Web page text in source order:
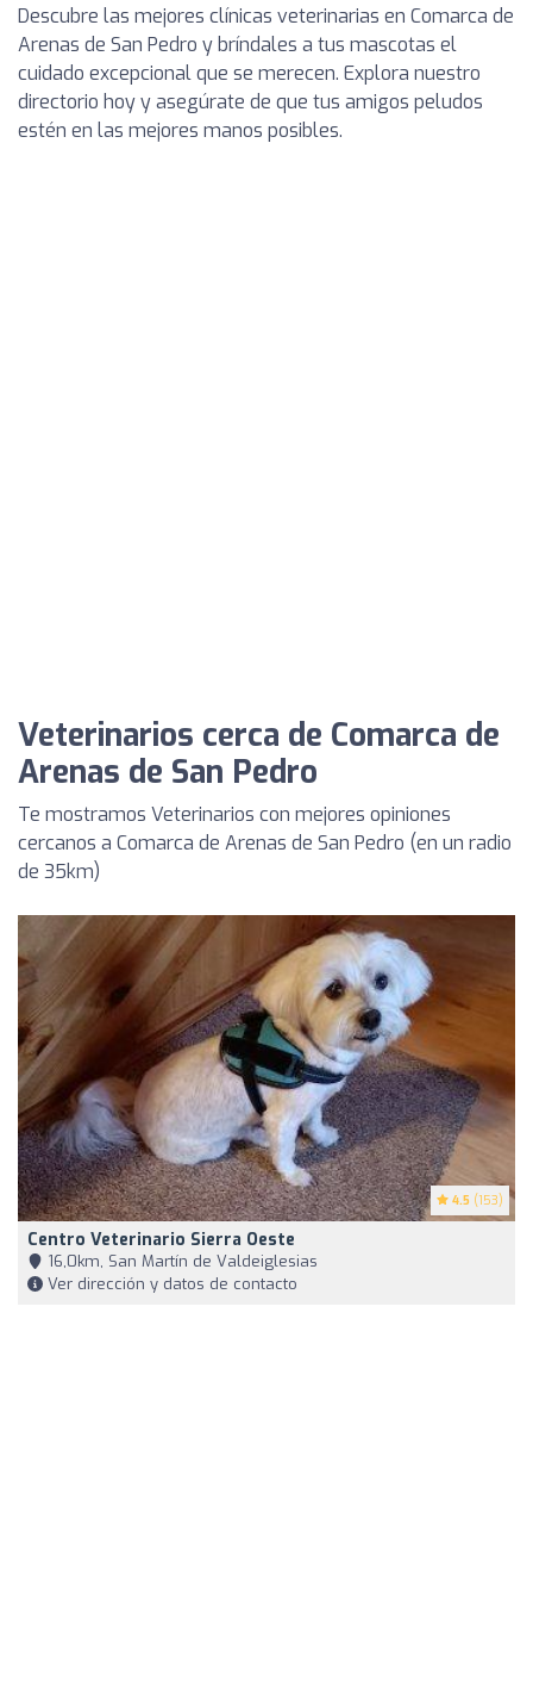
Descubre las mejores clínicas veterinarias en Comarca de
Arenas de San Pedro y bríndales a tus mascotas el
cuidado excepcional que se merecen. Explora nuestro
directorio hoy y asegúrate de que tus amigos peludos
estén en las mejores manos posibles.
Veterinarios cerca de Comarca de
Arenas de San Pedro
Te mostramos Veterinarios con mejores opiniones
cercanos a Comarca de Arenas de San Pedro (en un radio
de 35km)
4.5 (153)
Centro Veterinario Sierra Oeste
16,0km, San Martín de Valdeiglesias
Ver dirección y datos de contacto